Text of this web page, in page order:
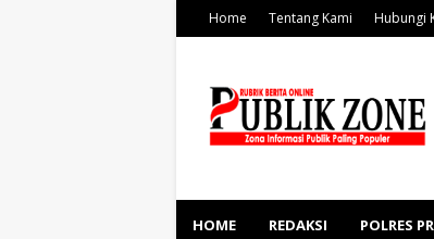
Home Tentang Kami Hubungi
HOME REDAKSI POLRES